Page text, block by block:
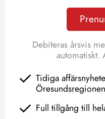
Debiteras årsvis
automatiskt.
Tidiga
Öresundsregionen
Full tillgång till